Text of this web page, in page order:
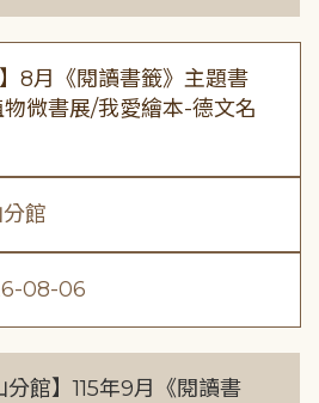
】8月《閱讀書籤》主題書
微書展/我愛繪本-德文名
館
08-06
分館】115年9月《閱讀書